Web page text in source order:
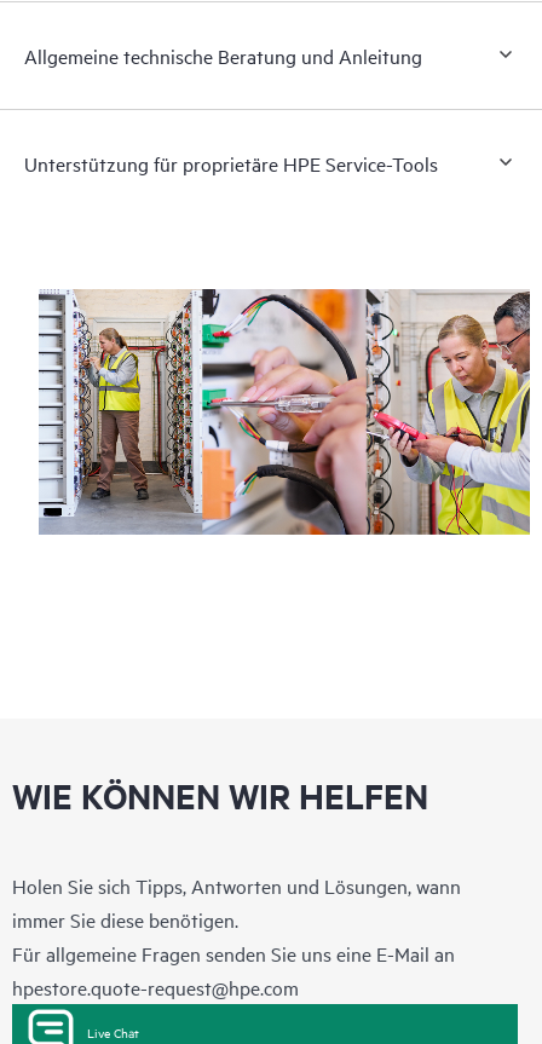
Allgemeine technische Beratung und Anleitung
Unterstützung für proprietäre HPE Service-Tools
WIE KÖNNEN WIR HELFEN
Holen Sie sich Tipps, Antworten und Lösungen, wann
immer Sie diese benötigen.
Für allgemeine Fragen senden Sie uns eine E-Mail an
hpestore.quote-request@hpe.com
Live Chat